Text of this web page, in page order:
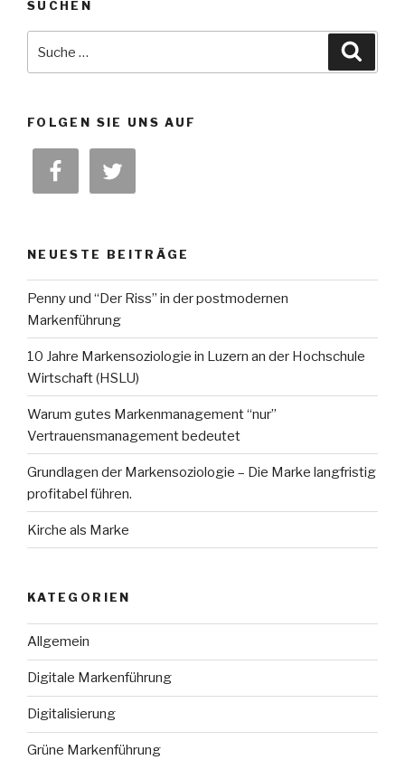
SUCHEN
FOLGEN SIE UNS AUF
NEUESTE BEITRÄGE
Penny und “Der Riss” in der postmodernen
Markenführung
10 Jahre Markensoziologie in Luzern an der Hochschule
Wirtschaft (HSLU)
Warum gutes Markenmanagement “nur”
Vertrauensmanagement bedeutet
Grundlagen der Markensoziologie – Die Marke langfristig
profitabel führen.
Kirche als Marke
KATEGORIEN
Allgemein
Digitale Markenführung
Digitalisierung
Grüne Markenführung